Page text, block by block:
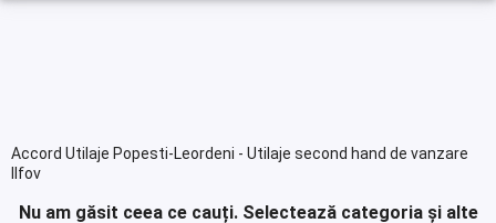
Accord Utilaje Popesti-Leordeni - Utilaje second hand de vanzare
Ilfov
Nu am găsit ceea ce cauți. Selectează categoria și alte